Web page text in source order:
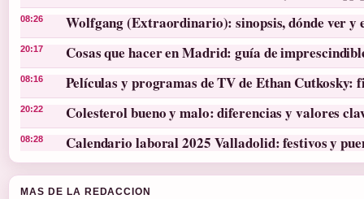
08:26 Wolfgang (Extraordinario): sinopsis, dónde ver y
20:17 Cosas que hacer en Madrid: guía de
08:16 Películas y programas de TV de Ethan
20:22 Colesterol bueno y malo: diferencias y valores
08:28 Calendario laboral 2025 Valladolid: festivos y
MAS DE LA REDACCION